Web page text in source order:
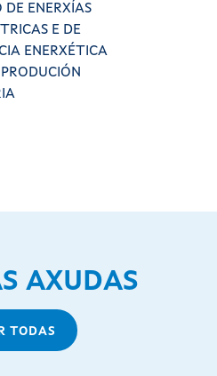
ENERXÍAS
E DE
ENERXÉTICA
AXUDAS
TODAS